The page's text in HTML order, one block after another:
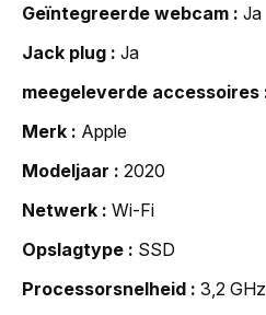
Geïntegreerde webcam
Ja
Jack plug
Ja
meegeleverde accessoires
Merk
Apple
Modeljaar
2020
Netwerk
Wi-Fi
Opslagtype
SSD
Processorsnelheid
3,2 GHz